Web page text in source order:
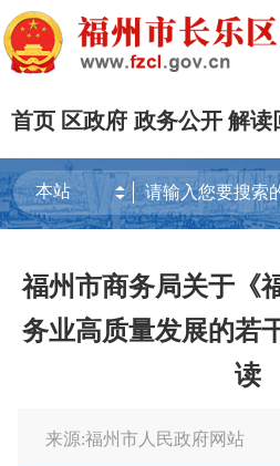
首页 区政府 政务公开 解读
福州市商务局关于《
务业高质量发展的若
读
来源:福州市人民政府网站